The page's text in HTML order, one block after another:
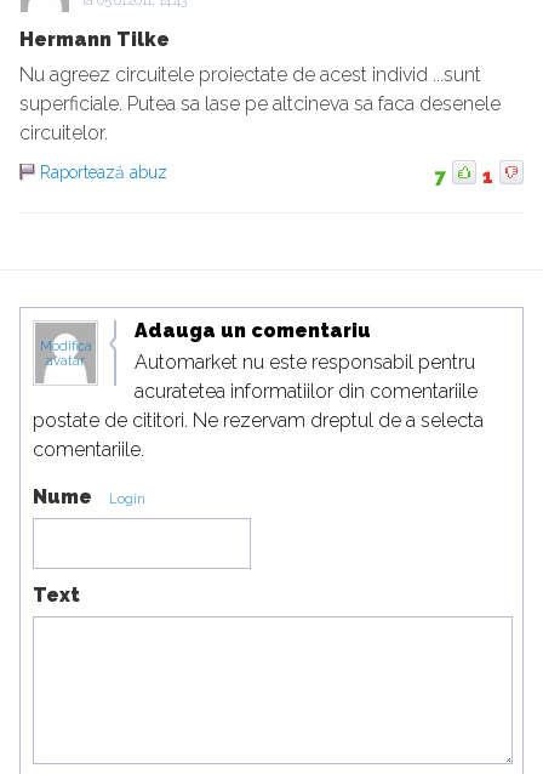
Hermann Tilke
Nu agreez circuitele proiectate de acest individ ...sunt
superficiale. Putea sa lase pe altcineva sa faca desenele
circuitelor.
Raportează abuz 7 1
Modifica
avatar
Adauga un comentariu
Automarket nu este responsabil pentru
acuratetea informatiilor din comentariile
postate de cititori. Ne rezervam dreptul de a selecta
comentariile.
Nume Login
Text